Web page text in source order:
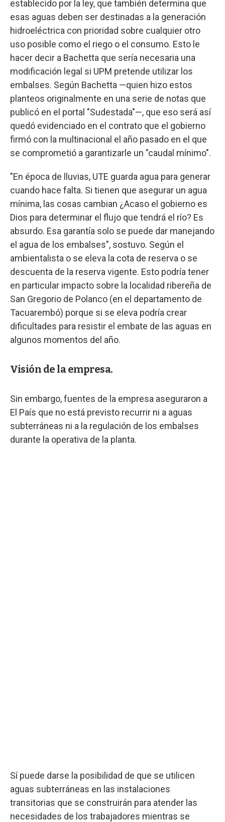
establecido por la ley, que también determina que
esas aguas deben ser destinadas a la generación
hidroeléctrica con prioridad sobre cualquier otro
uso posible como el riego o el consumo. Esto le
hacer decir a Bachetta que sería necesaria una
modificación legal si UPM pretende utilizar los
embalses. Según Bachetta —quien hizo estos
planteos originalmente en una serie de notas que
publicó en el portal "Sudestada"—, que eso será así
quedó evidenciado en el contrato que el gobierno
firmó con la multinacional el año pasado en el que
se comprometió a garantizarle un "caudal mínimo".
"En época de lluvias, UTE guarda agua para generar
cuando hace falta. Si tienen que asegurar un agua
mínima, las cosas cambian ¿Acaso el gobierno es
Dios para determinar el flujo que tendrá el río? Es
absurdo. Esa garantía solo se puede dar manejando
el agua de los embalses", sostuvo. Según el
ambientalista o se eleva la cota de reserva o se
descuenta de la reserva vigente. Esto podría tener
en particular impacto sobre la localidad ribereña de
San Gregorio de Polanco (en el departamento de
Tacuarembó) porque si se eleva podría crear
dificultades para resistir el embate de las aguas en
algunos momentos del año.
Visión de la empresa.
Sin embargo, fuentes de la empresa aseguraron a
El País que no está previsto recurrir ni a aguas
subterráneas ni a la regulación de los embalses
durante la operativa de la planta.
Sí puede darse la posibilidad de que se utilicen
aguas subterráneas en las instalaciones
transitorias que se construirán para atender las
necesidades de los trabajadores mientras se